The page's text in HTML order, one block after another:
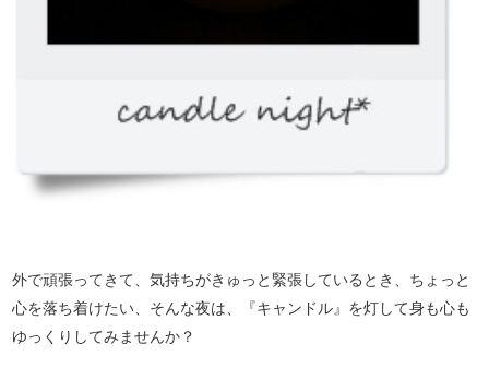
外で頑張ってきて、気持ちがきゅっと緊張しているとき、ちょっと
心を落ち着けたい、そんな夜は、『キャンドル』を灯して身も心も
ゆっくりしてみませんか？